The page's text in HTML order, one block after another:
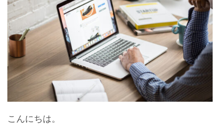
こんにちは。